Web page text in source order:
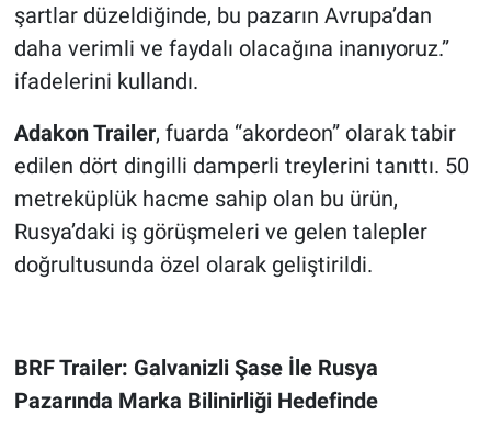
şartlar düzeldiğinde, bu pazarın Avrupa’dan
daha verimli ve faydalı olacağına inanıyoruz.”
ifadelerini kullandı.
Adakon Trailer, fuarda “akordeon” olarak tabir
edilen dört dingilli damperli treylerini tanıttı. 50
metreküplük hacme sahip olan bu ürün,
Rusya’daki iş görüşmeleri ve gelen talepler
doğrultusunda özel olarak geliştirildi.
BRF Trailer: Galvanizli Şase İle Rusya
Pazarında Marka Bilinirliği Hedefinde